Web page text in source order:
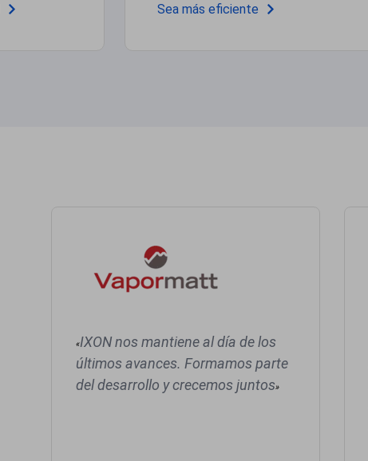
Sea más eficiente
«IXON nos mantiene al día de los
últimos avances. Formamos parte
del desarrollo y crecemos juntos»